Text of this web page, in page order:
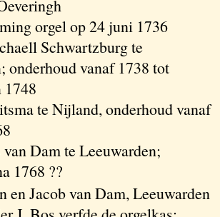
orgel op 24 juni 1736
Schwartzburg te
onderhoud vanaf 1738 tot
te Nijland, onderhoud vanaf
Dam te Leeuwarden;
1768 ??
en Jacob van Dam, Leeuwarden